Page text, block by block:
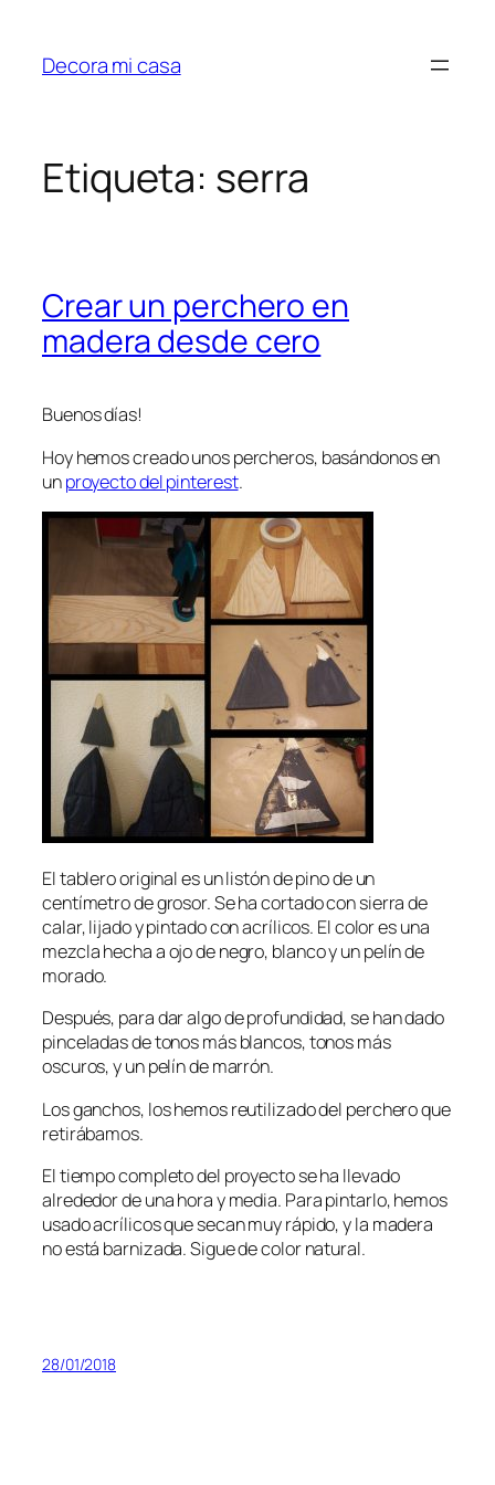
contenido
Decora mi casa
Etiqueta: serra
Crear un perchero en
madera desde cero
Buenos días!
Hoy hemos creado unos percheros, basándonos en
unproyecto del pinterest.
El tablero original es un listón de pino de un
centímetro de grosor. Se ha cortado con sierra de
calar, lijado y pintado con acrílicos. El color es una
mezcla hecha a ojo de negro, blanco y un pelín de
morado.
Después, para dar algo de profundidad, se han dado
pinceladas de tonos más blancos, tonos más
oscuros, y un pelín de marrón.
Los ganchos, los hemos reutilizado del perchero que
retirábamos.
El tiempo completo del proyecto se ha llevado
alrededor de una hora y media. Para pintarlo, hemos
usado acrílicos que secan muy rápido, y la madera
no está barnizada. Sigue de color natural.
28/01/2018